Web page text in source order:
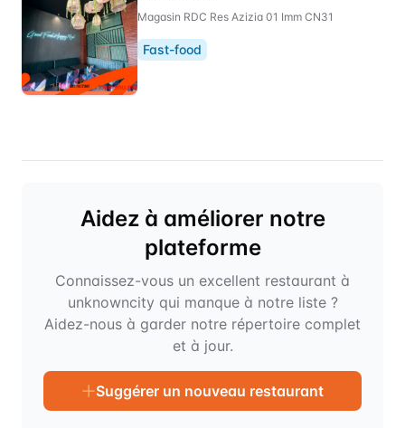
Magasin RDC Res Azizia 01 Imm CN31
Fast-food
Aidez à améliorer notre
plateforme
Connaissez-vous un excellent restaurant à
unknowncity qui manque à notre liste ?
Aidez-nous à garder notre répertoire complet
et à jour.
Suggérer un nouveau restaurant